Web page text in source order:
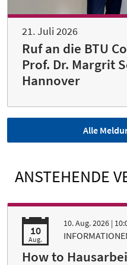
21. Juli 2026
Ruf an die BTU
Prof. Dr. Margrit
Hannover
Alle
ANSTEHENDE
10
Aug.
10. Aug. 2026 |
How to